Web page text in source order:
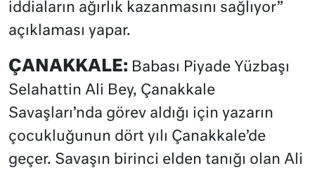
iddiaların ağırlık kazanmasını sağlıyor”
açıklaması yapar.
ÇANAKKALE: Babası Piyade Yüzbaşı
Selahattin Ali Bey, Çanakkale
Savaşları’nda görev aldığı için yazarın
çocukluğunun dört yılı Çanakkale’de
geçer. Savaşın birinci elden tanığı olan Ali